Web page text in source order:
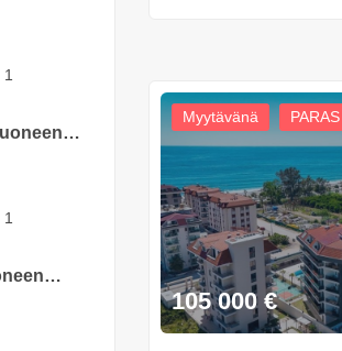
1
1
Myytävänä
105 000 €